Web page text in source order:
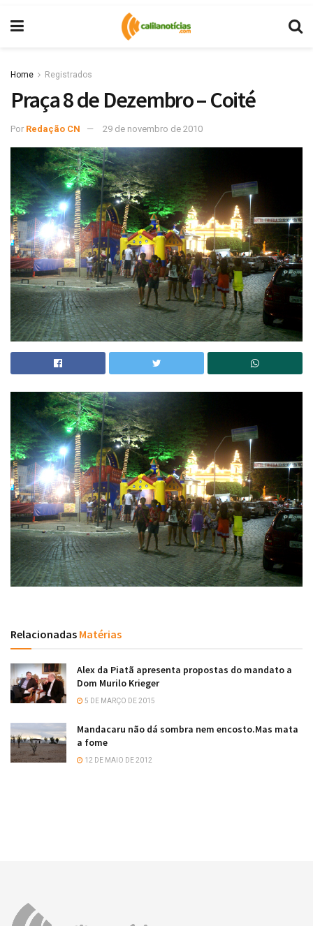
Home Registrados
Praça 8 de Dezembro – Coité
Por Redação CN 29 de novembro de 2010
Relacionadas Matérias
Alex da Piatã apresenta propostas do mandato a
Dom Murilo Krieger
5 DE MARÇO DE 2015
Mandacaru não dá sombra nem encosto.Mas mata
a fome
12 DE MAIO DE 2012